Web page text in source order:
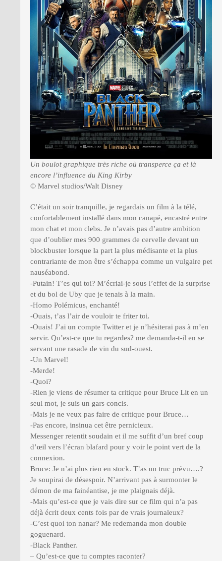
Un boulot graphique très riche où transperce ça et là
encore l’influence du King Kirby
© Marvel studios/Walt Disney
C’était un soir tranquille, je regardais un film à la télé,
confortablement installé dans mon canapé, encastré entre
mon chat et mon clebs. Je n’avais pas d’autre ambition
que d’oublier mes 900 grammes de cervelle devant un
blockbuster lorsque la part la plus médisante et la plus
contrariante de mon être s’échappa comme un vulgaire pet
nauséabond.
-Putain! T’es qui toi? M’écriai-je sous l’effet de la surprise
et du bol de Uby que je tenais à la main.
-Homo Polémicus, enchanté!
-Ouais, t’as l’air de vouloir te friter toi.
-Ouais! J’ai un compte Twitter et je n’hésiterai pas à m’en
servir. Qu’est-ce que tu regardes? me demanda-t-il en se
servant une rasade de vin du sud-ouest.
-Un Marvel!
-Merde!
-Quoi?
-Rien je viens de résumer ta critique pour Bruce Lit en un
seul mot, je suis un gars concis.
-Mais je ne veux pas faire de critique pour Bruce…
-Pas encore, insinua cet être pernicieux.
Messenger retentit soudain et il me suffit d’un bref coup
d’œil vers l’écran blafard pour y voir le point vert de la
connexion.
Bruce: Je n’ai plus rien en stock. T’as un truc prévu….?
Je soupirai de désespoir. N’arrivant pas à surmonter le
démon de ma fainéantise, je me plaignais déjà.
-Mais qu’est-ce que je vais dire sur ce film qui n’a pas
déjà écrit deux cents fois par de vrais journaleux?
-C’est quoi ton nanar? Me redemanda mon double
goguenard.
-Black Panther.
– Qu’est-ce que tu comptes raconter?